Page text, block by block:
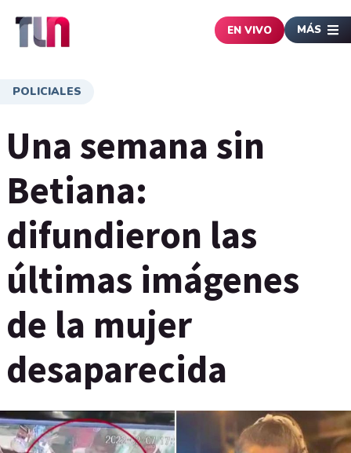
EN VIVO MÁS
POLICIALES
Una semana sin
Betiana:
difundieron las
últimas imágenes
de la mujer
desaparecida